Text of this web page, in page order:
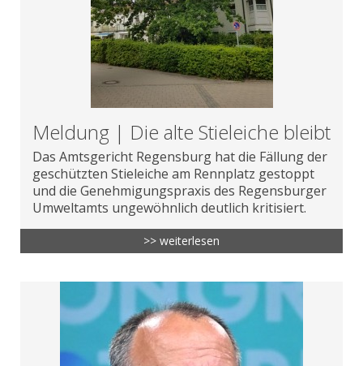
Meldung | Die alte Stieleiche bleibt
Das Amtsgericht Regensburg hat die Fällung der
geschützten Stieleiche am Rennplatz gestoppt
und die Genehmigungspraxis des Regensburger
Umweltamts ungewöhnlich deutlich kritisiert.
>> weiterlesen